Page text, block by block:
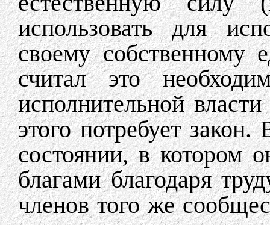
использовать для
своему собственному
считал это
исполнительной
этого потребует
состоянии, в котором
благами благодаря
членов того же